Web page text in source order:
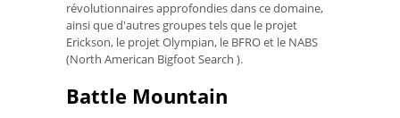
révolutionnaires approfondies dans ce domaine,
ainsi que d'autres groupes tels que le projet
Erickson, le projet Olympian, le BFRO et le NABS
(North American Bigfoot Search ).
Battle Mountain